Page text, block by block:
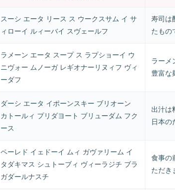
スーシ エータ リース ス ウークスサム イ サ
ィローイ ルィーバイ スヴェールフ
寿司は
たもの
ラメーン エータ スープ ス ラプショーイ ウ
ニヴォー ムノーガ レギオナーリヌィフ ヴィ
ーダフ
ラーメ
豊富な
ダーシ エータ イポーンスキー ブリオーン
カトールィ プリダヨート ブリューダム フク
ース
出汁は
日本の
ペーレド イェドーイ ムィ ガヴァリーム イ
タダキマス シュトーブィ ヴィーラジチ ブラ
ガダールナスチ
食事の
ただき